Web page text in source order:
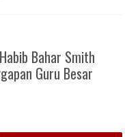
Bahar Smith
Guru Besar